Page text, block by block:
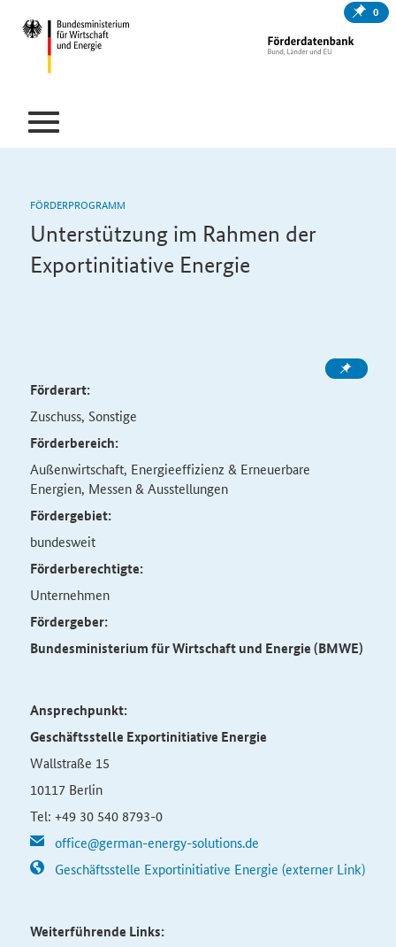
0
FÖRDERPROGRAMM
Unterstützung im Rahmen der
Exportinitiative Energie
Förderart:
Zuschuss, Sonstige
Förderbereich:
Außenwirtschaft, Energieeffizienz & Erneuerbare
Energien, Messen & Ausstellungen
Fördergebiet:
bundesweit
Förderberechtigte:
Unternehmen
Fördergeber:
Bundesministerium für Wirtschaft und Energie (BMWE)
Ansprechpunkt:
Geschäftsstelle Exportinitiative Energie
Wallstraße 15
10117 Berlin
Tel: +49 30 540 8793-0
office@german-energy-solutions.de
Geschäftsstelle Exportinitiative Energie (externer Link)
Weiterführende Links: